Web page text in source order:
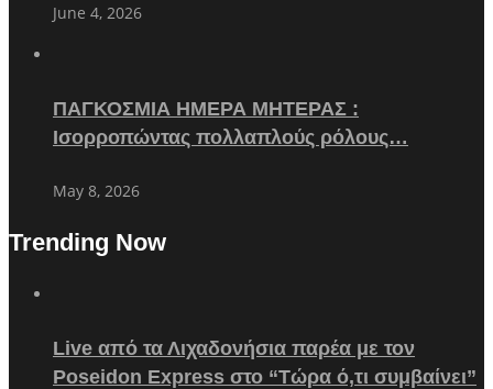
June 4, 2026
ΠΑΓΚΟΣΜΙΑ ΗΜΕΡΑ ΜΗΤΕΡΑΣ :
Ισορροπώντας πολλαπλούς ρόλους…
May 8, 2026
Trending Now
Live από τα Λιχαδονήσια παρέα με τον
Poseidon Express στο “Τώρα ό,τι συμβαίνει”